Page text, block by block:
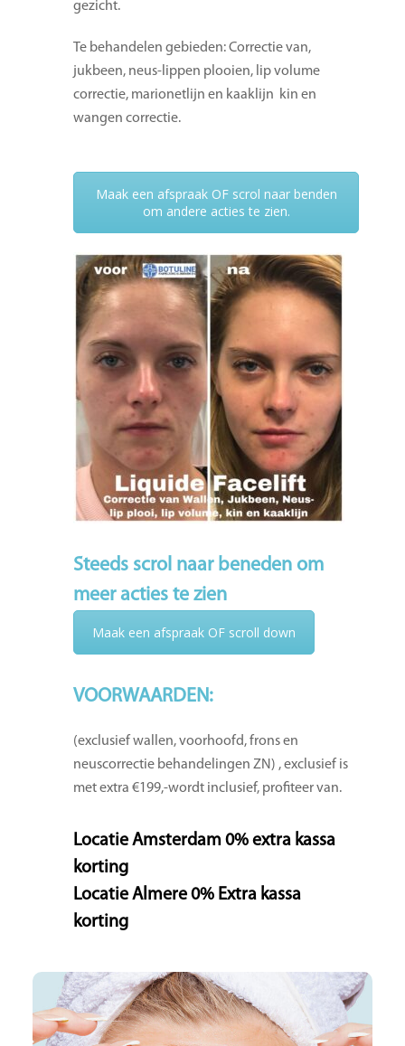
gezicht.
Te behandelen gebieden: Correctie van,
jukbeen, neus-lippen plooien, lip volume
correctie, marionetlijn en kaaklijn kin en
wangen correctie.
Maak een afspraak OF scrol naar benden
om andere acties te zien.
Steeds scrol naar beneden om
meer acties te zien
Maak een afspraak OF scroll down
VOORWAARDEN:
(exclusief wallen, voorhoofd, frons en
neuscorrectie behandelingen ZN) , exclusief is
met extra €199,-wordt inclusief, profiteer van.
Locatie Amsterdam 0% extra kassa
korting
Locatie Almere 0% Extra kassa
korting
Spierverslapper( Muscle relaxant)